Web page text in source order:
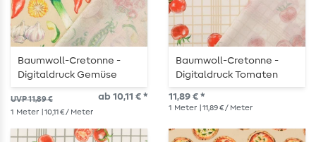
Baumwoll-Cretonne -
Digitaldruck Gemüse
Beige
UVP 11,89 € ab 10,11 € *
1 Meter | 10,11 € / Meter
Baumwoll-Cretonne -
Digitaldruck Tomaten
Weiß Beige
11,89 € *
1 Meter | 11,89 € / Meter